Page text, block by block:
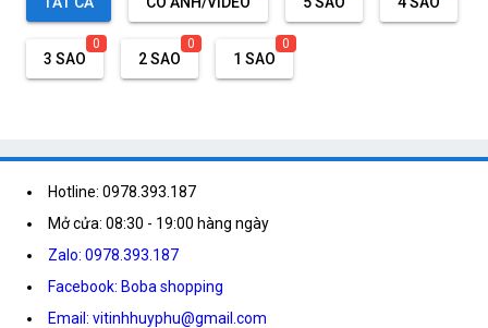
3 SAO
0
2 SAO
0
1 SAO
0
Hotline: 0978.393.187
Mở cửa: 08:30 - 19:00 hàng ngày
Zalo: 0978.393.187
Facebook: Boba shopping
Email: vitinhhuyphu@gmail.com